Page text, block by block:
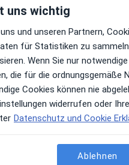
uns wichtig
und unseren Partnern,
für Statistiken zu
Wenn Sie nur
die für die ordnungsgemäße
Cookies können nie
widerrufen oder
Datenschutz und Cookie
Ablehnen